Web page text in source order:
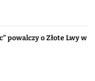
powalczy o Złote Lwy w